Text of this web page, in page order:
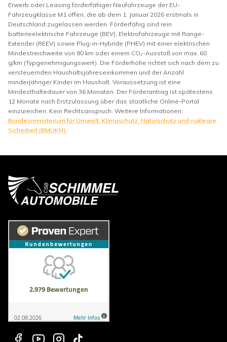
Erwerb oder Leasing förderfähiger Neufahrzeuge der EU-
Fahrzeugklasse M1 offen, die ab dem 1. Januar 2026 erstmals in
Deutschland zugelassen werden. Förderfähig sind rein
batterieelektrische Fahrzeuge (BEV), Elektrofahrzeuge mit Range-
Extender (REEV) sowie Plug-in-Hybride (PHEV) mit einer elektrischen
Mindestreichweite von 80 km oder einem CO₂-Ausstoß von max. 60
g/km (Typgenehmigungswert). Die Förderhöhe richtet sich nach dem zu
versteuernden Haushaltsjahreseinkommen und der Anzahl
minderjähriger Kinder im Haushalt. Voraussetzung ist eine
Mindesthaltedauer von 36 Monaten. Der Förderantrag ist spätestens
12 Monate nach Erstzulassung über das staatliche Online-Portal
einzureichen. Kein Rechtsanspruch. Weitere Informationen:
Bundesministerium für Umwelt, Klimaschutz, Naturschutz und nukleare
Sicherheit (BMUKN).